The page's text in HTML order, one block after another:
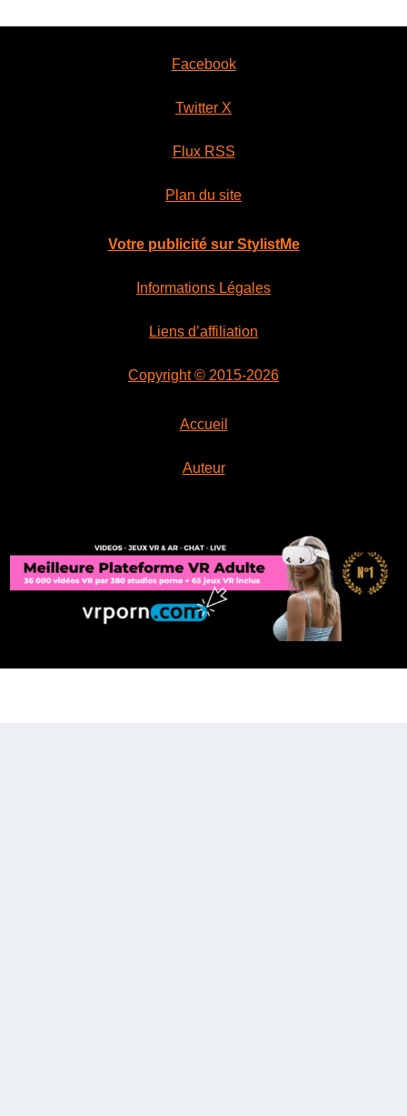
Facebook
Twitter X
Flux RSS
Plan du site
Votre publicité sur StylistMe
Informations Légales
Liens d’affiliation
Copyright © 2015-2026
Accueil
Auteur